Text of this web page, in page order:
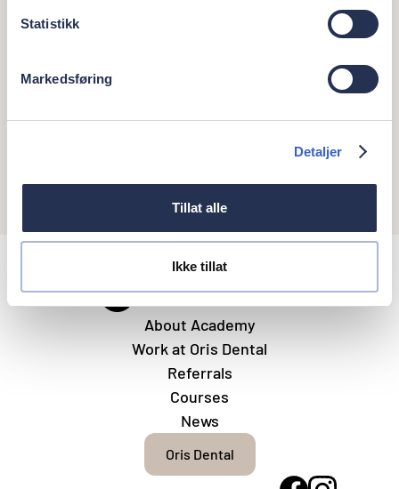
Statistikk
Markedsføring
Detaljer
Tillat alle
Ikke tillat
About Academy
Work at Oris Dental
Referrals
Courses
News
Oris Dental